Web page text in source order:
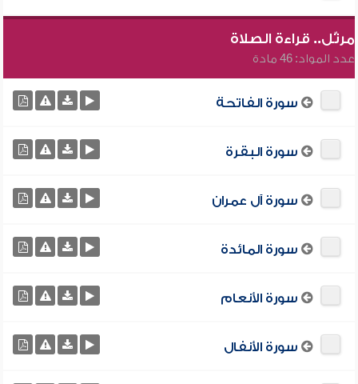
مرتّل.. قراءة الصلاة
عدد المواد: 46 مادة
سورة الفاتحة
سورة البقرة
سورة آل عمران
سورة المائدة
سورة الأنعام
سورة الأنفال